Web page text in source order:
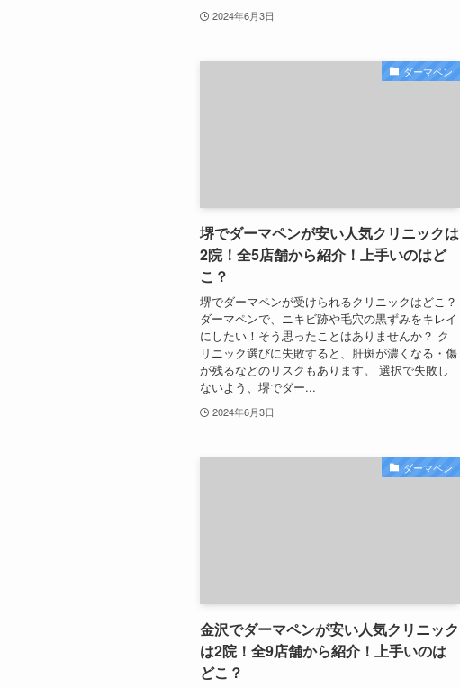
2024年6月3日
ダーマペン
堺でダーマペンが安い人気クリニックは
2院！全5店舗から紹介！上手いのはど
こ？
堺でダーマペンが受けられるクリニックはどこ？
ダーマペンで、ニキビ跡や毛穴の黒ずみをキレイ
にしたい！そう思ったことはありませんか？ ク
リニック選びに失敗すると、肝斑が濃くなる・傷
が残るなどのリスクもあります。 選択で失敗し
ないよう、堺でダー...
2024年6月3日
ダーマペン
金沢でダーマペンが安い人気クリニック
は2院！全9店舗から紹介！上手いのは
どこ？